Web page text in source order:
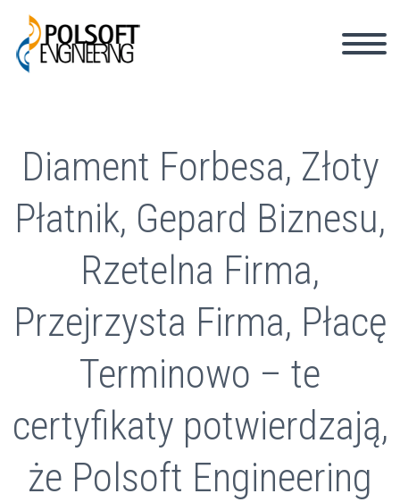
Diament Forbesa, Złoty
Płatnik, Gepard Biznesu,
Rzetelna Firma,
Przejrzysta Firma, Płacę
Terminowo – te
certyfikaty potwierdzają,
że Polsoft Engineering